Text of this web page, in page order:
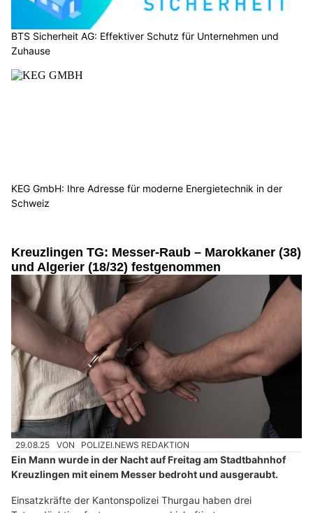
BTS Sicherheit AG: Effektiver Schutz für Unternehmen und
Zuhause
KEG GmbH: Ihre Adresse für moderne Energietechnik in der
Schweiz
Kreuzlingen TG: Messer-Raub – Marokkaner (38)
und Algerier (18/32) festgenommen
29.08.25 VON POLIZEI.NEWS REDAKTION
Ein Mann wurde in der Nacht auf Freitag am Stadtbahnhof
Kreuzlingen mit einem Messer bedroht und ausgeraubt.
Einsatzkräfte der Kantonspolizei Thurgau haben drei